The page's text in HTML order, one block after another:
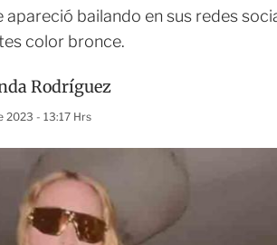
apareció bailando en sus redes
color bronce.
Rodríguez
2023 - 13:17 Hrs